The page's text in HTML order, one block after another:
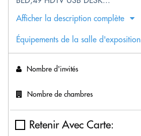
Afficher la description complète
Équipements de la salle d'exposition
Nombre d'invités
Nombre de chambres
Retenir Avec Carte: